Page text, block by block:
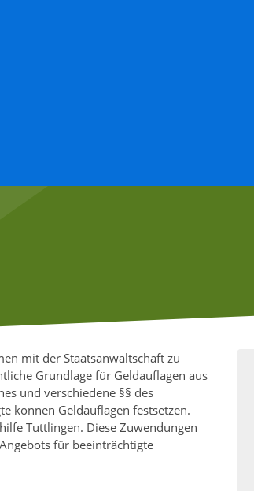
mit der Staatsanwaltschaft zu
Grundlage für Geldauflagen aus
und verschiedene §§ des
können Geldauflagen festsetzen.
Tuttlingen. Diese Zuwendungen
für beeinträchtigte